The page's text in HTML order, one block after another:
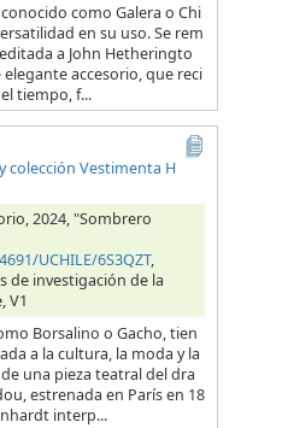
como Galera o Chi
en su uso. Se rem
a John Hetheringto
accesorio, que reci
tiempo, f...
colección Vestimenta H
2024, "Sombrero
UCHILE/6S3QZT,
de investigación de la
V1
Borsalino o Gacho, tien
a la cultura, la moda y la
una pieza teatral del dra
estrenada en París en 18
interp...